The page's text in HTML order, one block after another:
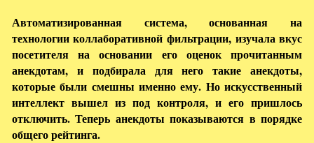
Автоматизированная система, основанная на
технологии коллаборативной фильтрации, изучала вкус
посетителя на основании его оценок прочитанным
анекдотам, и подбирала для него такие анекдоты,
которые были смешны именно ему. Но искусственный
интеллект вышел из под контроля, и его пришлось
отключить. Теперь анекдоты показываются в порядке
общего рейтинга.